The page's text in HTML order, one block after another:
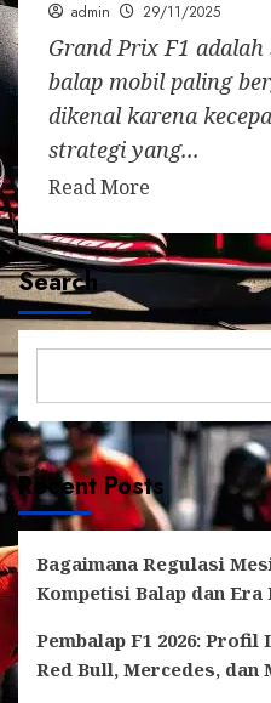
admin 29/11/2025
Grand Prix F1
balap mobil paling
dikenal karena
strategi yang...
Read More
Search
Recent Posts
Bagaimana Regulasi
Kompetisi Balap dan
Pembalap F1 2026:
Red Bull, Mercedes, dan